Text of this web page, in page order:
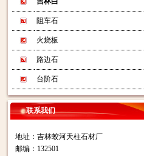
阻车石
火烧板
路边石
台阶石
联系我们
地址：吉林蛟河天柱石材厂
邮编：132501